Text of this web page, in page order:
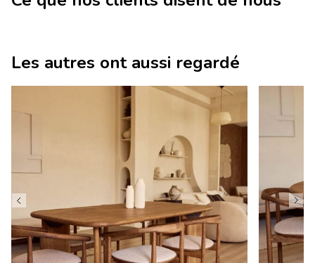
Les autres ont aussi regardé